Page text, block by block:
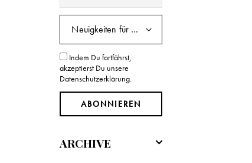
Indem Du fortfährst,
akzeptierst Du unsere
Datenschutzerklärung.
ARCHIVE